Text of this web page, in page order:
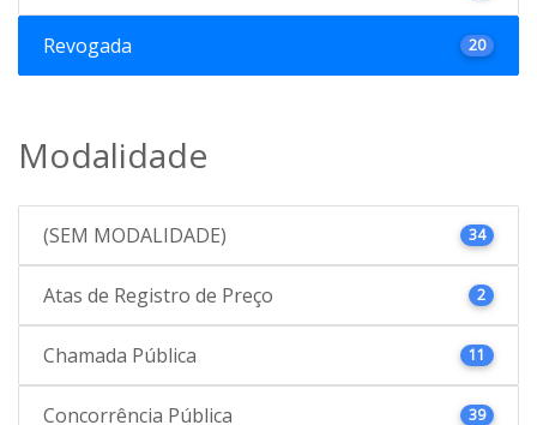
Revogada 20
Modalidade
(SEM MODALIDADE) 34
Atas de Registro de Preço 2
Chamada Pública 11
Concorrência Pública 39